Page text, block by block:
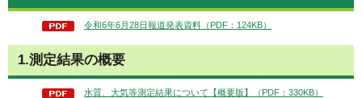
令和6年6月28日報道発表資料（PDF：124KB）
1.測定結果の概要
水質、大気等測定結果について【概要版】（PDF：330KB）